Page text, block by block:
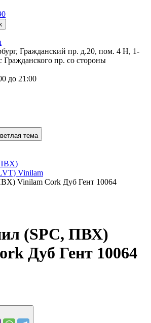
Гражданский пр. д.20, пом. 4 Н, 1-
Гражданского пр. со стороны
до 21:00
тема
Vinilam
Vinilam Cork Дуб Гент 10064
(SPC, ПВХ)
Дуб Гент 10064